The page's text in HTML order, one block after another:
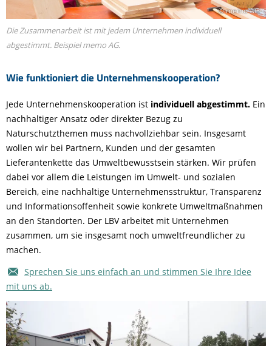
© memo AG
Die Zusammenarbeit ist mit jedem Unternehmen individuell
abgestimmt. Beispiel memo AG.
Wie funktioniert die Unternehmenskooperation?
Jede Unternehmenskooperation ist individuell abgestimmt. Ein
nachhaltiger Ansatz oder direkter Bezug zu
Naturschutzthemen muss nachvollziehbar sein. Insgesamt
wollen wir bei Partnern, Kunden und der gesamten
Lieferantenkette das Umweltbewusstsein stärken. Wir prüfen
dabei vor allem die Leistungen im Umwelt- und sozialen
Bereich, eine nachhaltige Unternehmensstruktur, Transparenz
und Informationsoffenheit sowie konkrete Umweltmaßnahmen
an den Standorten. Der LBV arbeitet mit Unternehmen
zusammen, um sie insgesamt noch umweltfreundlicher zu
machen.
Sprechen Sie uns einfach an und stimmen Sie Ihre Idee
mit uns ab.